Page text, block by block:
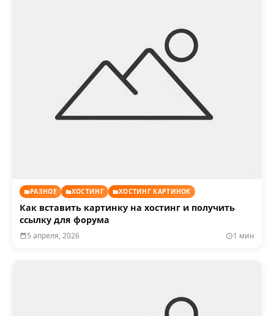
РАЗНОЕ ХОСТИНГ ХОСТИНГ КАРТИНОК
Как вставить картинку на хостинг и получить
ссылку для форума
5 апреля, 2026 1 мин